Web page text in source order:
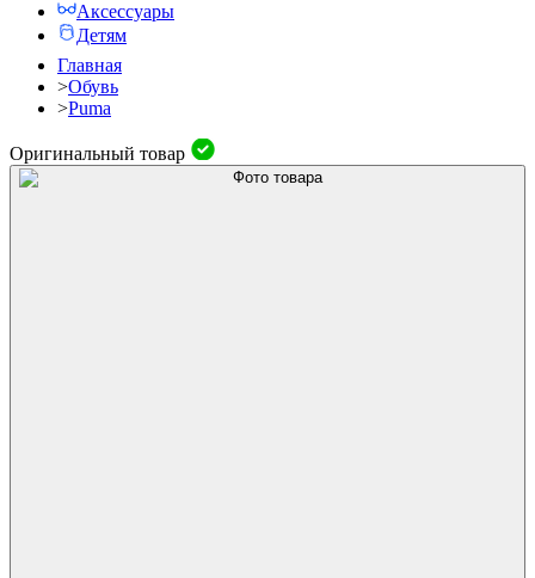
Аксессуары
Детям
Главная
>Обувь
>Puma
Оригинальный товар